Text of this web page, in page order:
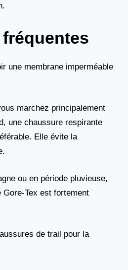
une membrane imperméable
marchez principalement
une chaussure respirante
Elle évite la
ou en période pluvieuse,
Gore-Tex est fortement
de trail pour la